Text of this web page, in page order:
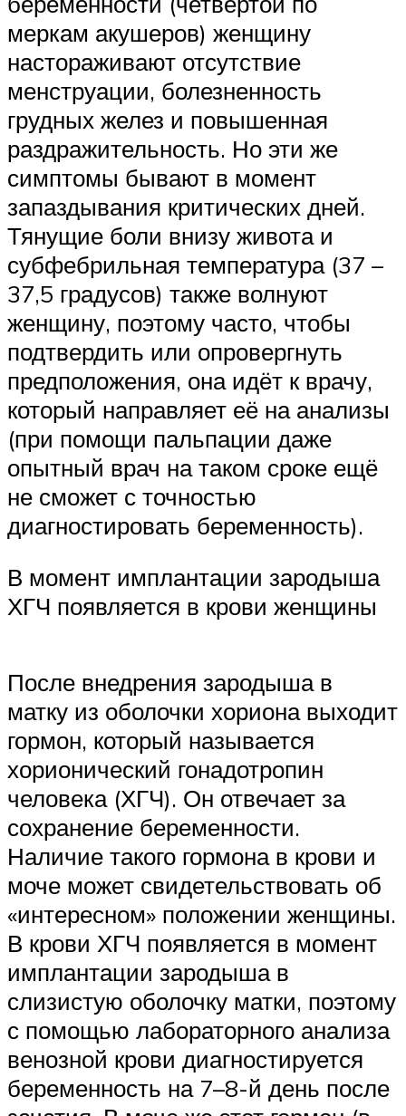
меркам акушеров) женщину
настораживают отсутствие
менструации, болезненность
грудных желез и повышенная
раздражительность. Но эти же
симптомы бывают в момент
запаздывания критических дней.
Тянущие боли внизу живота и
субфебрильная температура (37 –
37,5 градусов) также волнуют
женщину, поэтому часто, чтобы
подтвердить или опровергнуть
предположения, она идёт к врачу,
который направляет её на анализы
(при помощи пальпации даже
опытный врач на таком сроке ещё
не сможет с точностью
диагностировать беременность).
В момент имплантации зародыша
ХГЧ появляется в крови женщины
После внедрения зародыша в
матку из оболочки хориона выходит
гормон, который называется
хорионический гонадотропин
человека (ХГЧ). Он отвечает за
сохранение беременности.
Наличие такого гормона в крови и
моче может свидетельствовать об
«интересном» положении женщины.
В крови ХГЧ появляется в момент
имплантации зародыша в
слизистую оболочку матки, поэтому
с помощью лабораторного анализа
венозной крови диагностируется
беременность на 7–8-й день после